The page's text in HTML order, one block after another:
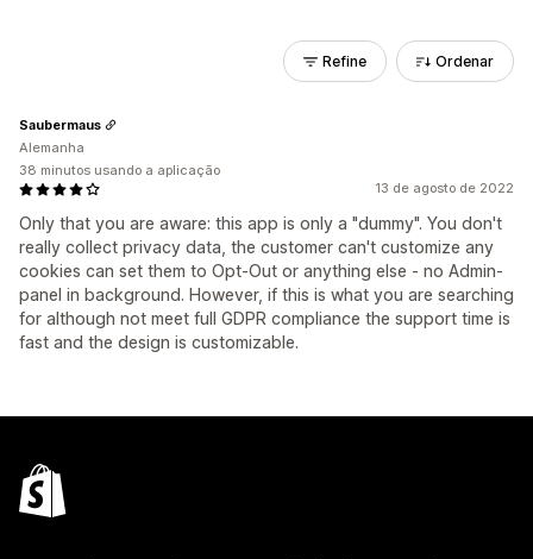
Refine Ordenar
13 de agosto de 2022
Only that you are aware: this app is only a "dummy". You don't
really collect privacy data, the customer can't customize any
cookies can set them to Opt-Out or anything else - no Admin-
panel in background. However, if this is what you are searching
for although not meet full GDPR compliance the support time is
fast and the design is customizable.
Saubermaus
Alemanha
38 minutos usando a aplicação